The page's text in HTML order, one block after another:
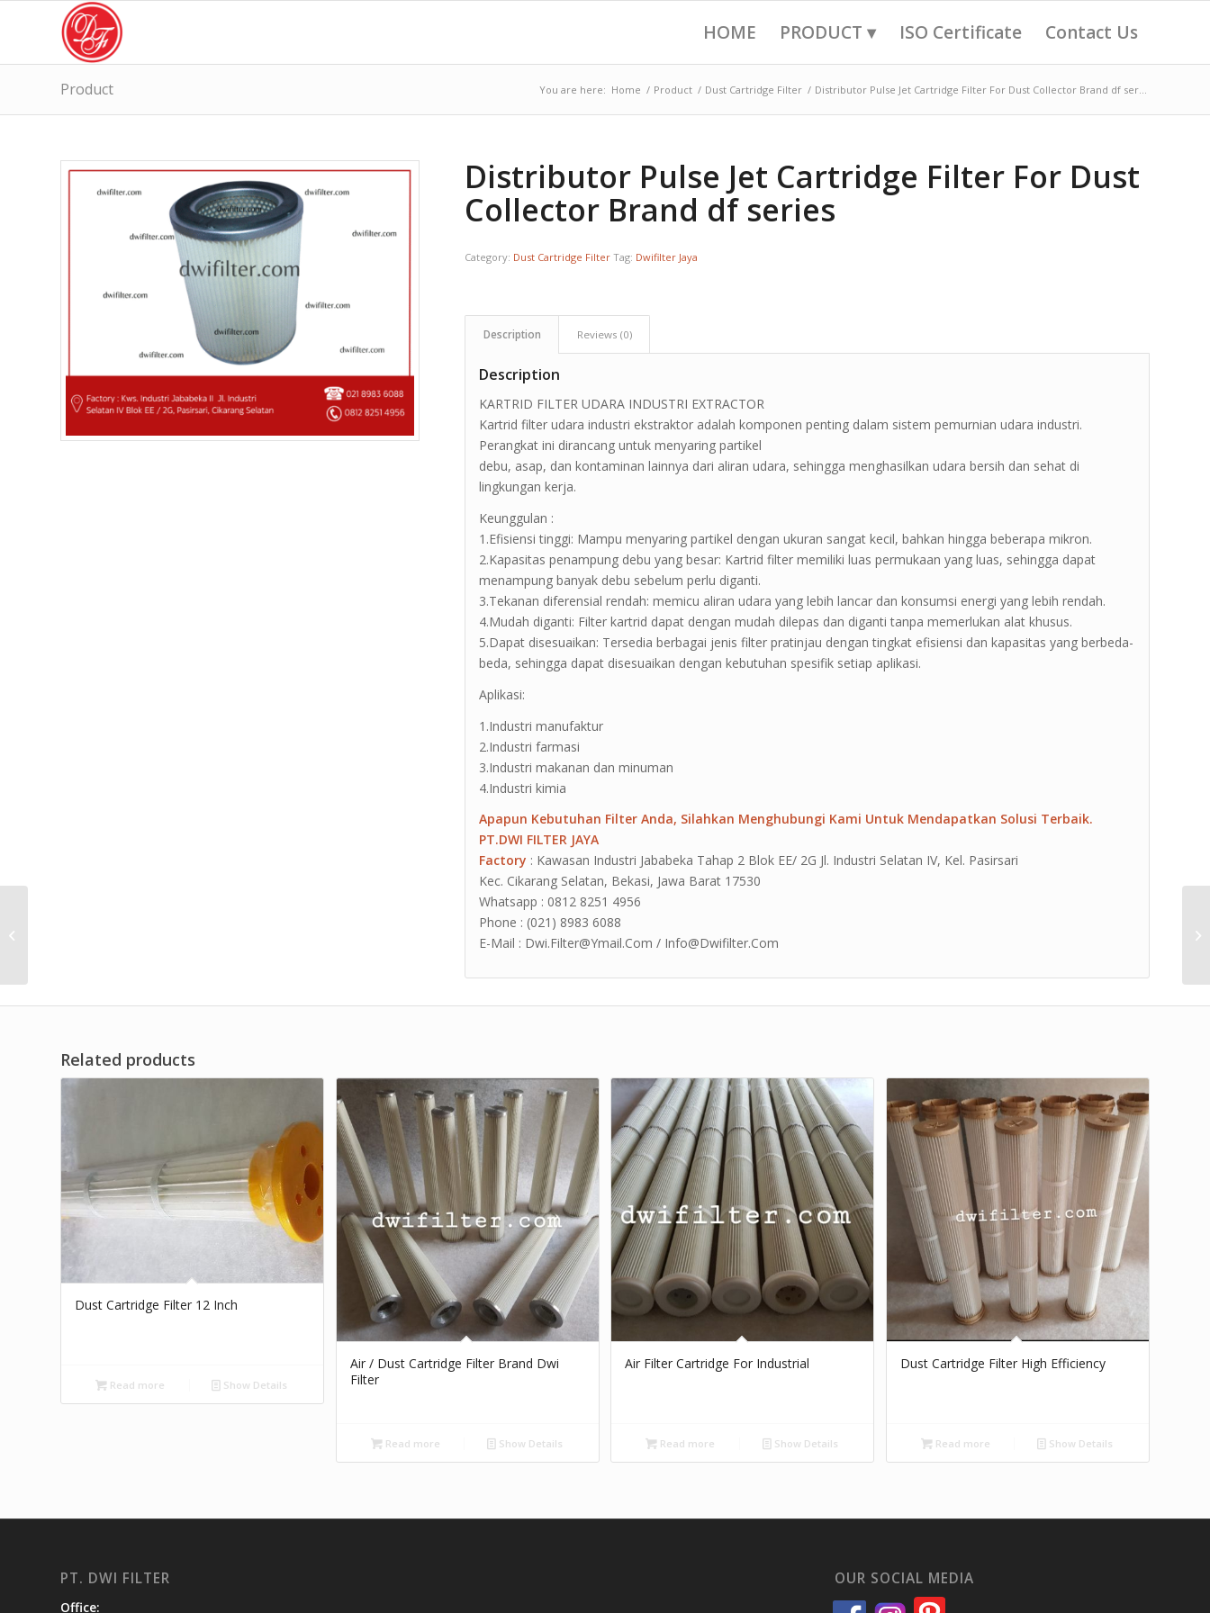
HOME PRODUCT ▾ ISO Certificate Contact Us
Product You are here: Home / Product / Dust Cartridge Filter / Distributor Pulse Jet Cartridge Filter For Dust Collector Brand df ser...
Distributor Pulse Jet Cartridge Filter For Dust
Collector Brand df series
Category: Dust Cartridge Filter Tag: Dwifilter Jaya
Description Reviews (0)
Description
KARTRID FILTER UDARA INDUSTRI EXTRACTOR
Kartrid filter udara industri ekstraktor adalah komponen penting dalam sistem pemurnian udara industri.
Perangkat ini dirancang untuk menyaring partikel
debu, asap, dan kontaminan lainnya dari aliran udara, sehingga menghasilkan udara bersih dan sehat di
lingkungan kerja.
Keunggulan :
1.Efisiensi tinggi: Mampu menyaring partikel dengan ukuran sangat kecil, bahkan hingga beberapa mikron.
2.Kapasitas penampung debu yang besar: Kartrid filter memiliki luas permukaan yang luas, sehingga dapat
menampung banyak debu sebelum perlu diganti.
3.Tekanan diferensial rendah: memicu aliran udara yang lebih lancar dan konsumsi energi yang lebih rendah.
4.Mudah diganti: Filter kartrid dapat dengan mudah dilepas dan diganti tanpa memerlukan alat khusus.
5.Dapat disesuaikan: Tersedia berbagai jenis filter pratinjau dengan tingkat efisiensi dan kapasitas yang berbeda-
beda, sehingga dapat disesuaikan dengan kebutuhan spesifik setiap aplikasi.
Aplikasi:
1.Industri manufaktur
2.Industri farmasi
3.Industri makanan dan minuman
4.Industri kimia
Apapun Kebutuhan Filter Anda, Silahkan Menghubungi Kami Untuk Mendapatkan Solusi Terbaik.
PT.DWI FILTER JAYA
Factory : Kawasan Industri Jababeka Tahap 2 Blok EE/ 2G Jl. Industri Selatan IV, Kel. Pasirsari
Kec. Cikarang Selatan, Bekasi, Jawa Barat 17530
Whatsapp : 0812 8251 4956
Phone : (021) 8983 6088
E-Mail : Dwi.Filter@Ymail.Com / Info@Dwifilter.Com
Related products
Dust Cartridge Filter 12 Inch
Read more Show Details
Air / Dust Cartridge Filter Brand Dwi
Filter
Read more Show Details
Air Filter Cartridge For Industrial
Read more Show Details
Dust Cartridge Filter High Efficiency
Read more Show Details
PT. DWI FILTER
Office:
OUR SOCIAL MEDIA